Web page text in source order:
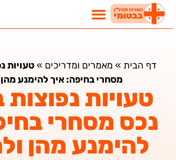
דף הבית»מאמרים ומדריכים»טעויות
מסחרי בחיפה: איך להימנע מהן
טעויות נפוצות
נכס מסחרי
להימנע מהן